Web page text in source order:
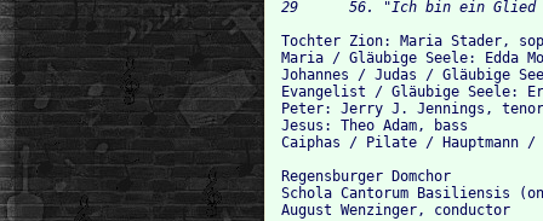
Tochter Zion: Maria Stader,
Maria / Gläubige Seele: Edda
Johannes / Judas / Gläubige
Evangelist / Gläubige Seele:
Peter: Jerry J. Jennings,
Jesus: Theo Adam, bass
Caiphas / Pilate / Hauptmann
Regensburger Domchor
Schola Cantorum Basiliensis